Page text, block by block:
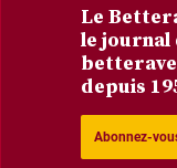
Le
le journal
depuis
Abonnez-